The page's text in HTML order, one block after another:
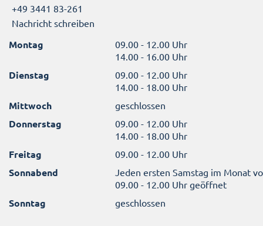
+49 3441 83-261
Nachricht schreiben
Montag
09.00 - 12.00 Uhr
14.00 - 16.00 Uhr
Dienstag
09.00 - 12.00 Uhr
14.00 - 18.00 Uhr
Mittwoch geschlossen
Donnerstag
09.00 - 12.00 Uhr
14.00 - 18.00 Uhr
Freitag 09.00 - 12.00 Uhr
Sonnabend
Jeden ersten Samstag im Monat
09.00 - 12.00 Uhr geöffnet
Sonntag geschlossen